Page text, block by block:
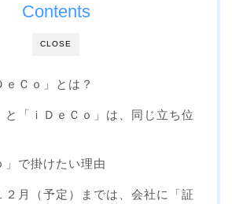
CLOSE
Contents
ｅＣｏ」とは？
と「ｉＤｅＣｏ」は、同じ立ち位
」で掛けたい理由
２月（予定）までは、会社に「証